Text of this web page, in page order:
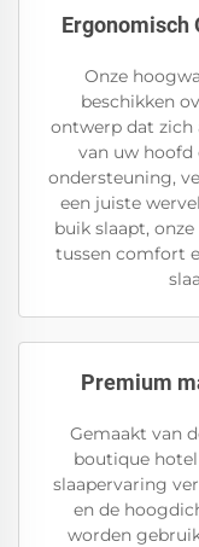
Ergonomisch
Onze
beschikken
ontwerp dat zich
van uw
ondersteuning,
een juiste
buik slaapt,
tussen comfort
Premium
Gemaakt van
boutique
slaapervaring
en de
worden